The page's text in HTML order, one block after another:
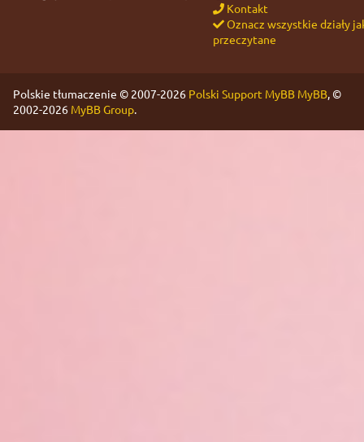
Kontakt
Oznacz wszystkie działy
przeczytane
Polskie tłumaczenie © 2007-2026 Polski Support MyBB MyBB, ©
2002-2026 MyBB Group.